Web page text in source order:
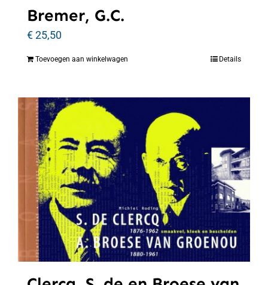
Bremer, G.C.
€25,50
Toevoegen aan winkelwagen Details